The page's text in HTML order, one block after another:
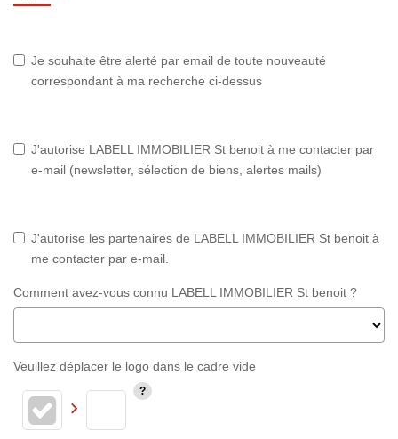
Je souhaite être alerté par email de toute nouveauté
correspondant à ma recherche ci-dessus
J'autorise LABELL IMMOBILIER St benoit à me contacter par
e-mail (newsletter, sélection de biens, alertes mails)
J'autorise les partenaires de LABELL IMMOBILIER St benoit à
me contacter par e-mail.
Comment avez-vous connu LABELL IMMOBILIER St benoit ?
Veuillez déplacer le logo dans le cadre vide